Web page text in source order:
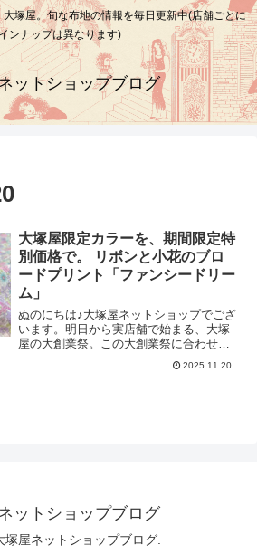
塚屋。旬な布地の情報を毎日更新中(店舗ごとに
ンナップは異なります)
ットショップブログ
大塚屋限定カラーを、期間限定特
別価格で。 リボンと小花のブロ
ードプリント「ファンシードリー
ム」
ぬのにちは♪大塚屋ネットショップでござ
います。明日から実店舗で始まる、大塚
屋の大創業祭。この大創業祭に合わせ
て、ちょっと楽しいプチ企画を練ってい
ました。その企画についてお話する前
た。その色の名は、「ファンシードリー
ム」。従来のカラーを、よりファンシー
な色の組み合わせを用いて生産しまし
た。そして今回のちょっと楽
2025.11.20
ットショップブログ
屋ネットショップブログ.